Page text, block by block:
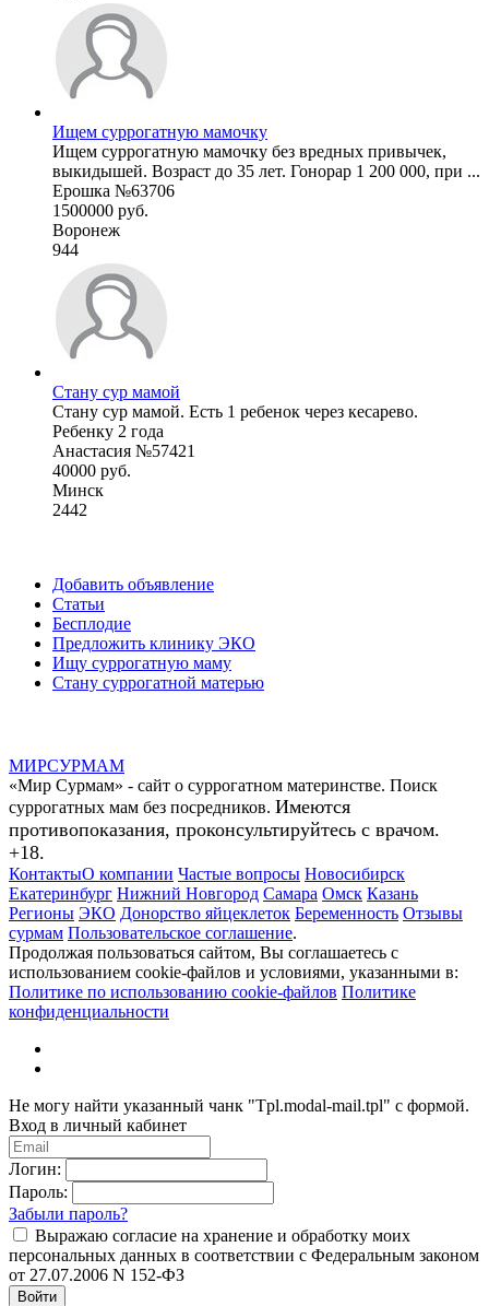
Ищем суррогатную мамочку
Ищем суррогатную мамочку без вредных привычек,
выкидышей. Возраст до 35 лет. Гонорар 1 200 000, при ...
Ерошка №63706
1500000 руб.
Воронеж
944
Стану сур мамой
Стану сур мамой. Есть 1 ребенок через кесарево.
Ребенку 2 года
Анастасия №57421
40000 руб.
Минск
2442
Добавить объявление
Статьи
Бесплодие
Предложить клинику ЭКО
Ищу суррогатную маму
Стану суррогатной матерью
МИРСУРМАМ
«Мир Сурмам» - сайт о суррогатном материнстве. Поиск
суррогатных мам без посредников. Имеются
противопоказания, проконсультируйтесь с врачом.
+18.
КонтактыО компании Частые вопросы Новосибирск
Екатеринбург Нижний Новгород Самара Омск Казань
Регионы ЭКО Донорство яйцеклеток Беременность Отзывы
сурмам Пользовательское соглашение.
Продолжая пользоваться сайтом, Вы соглашаетесь с
использованием cookie-файлов и условиями, указанными в:
Политике по использованию cookie-файлов Политике
конфиденциальности
Не могу найти указанный чанк "Tpl.modal-mail.tpl" с формой.
Вход в личный кабинет
Логин:
Пароль:
Забыли пароль?
Выражаю согласие на хранение и обработку моих
персональных данных в соответствии с Федеральным законом
от 27.07.2006 N 152-ФЗ
Войти